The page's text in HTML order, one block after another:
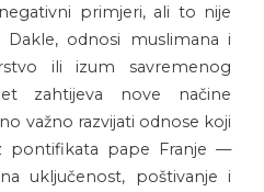
primjeri, ali to nije
odnosi muslimana i
ili izum savremenog
zahtijeva nove načine
važno razvijati odnose koji
pontifikata pape Franje —
uključenost, poštivanje i